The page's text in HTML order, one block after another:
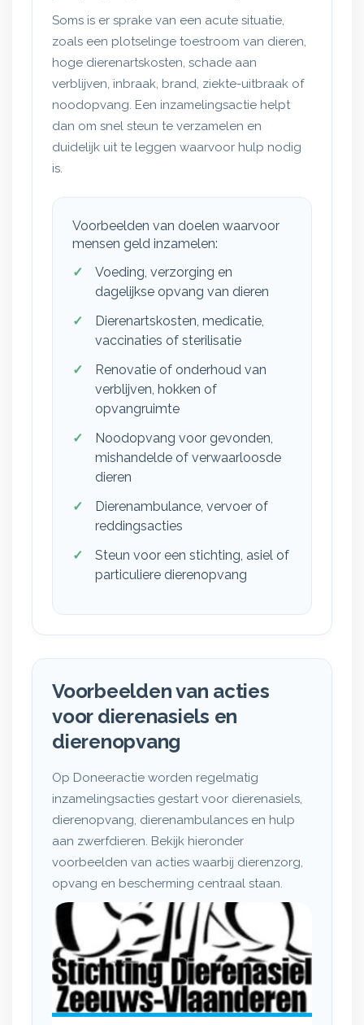
Soms is er sprake van een acute situatie,
zoals een plotselinge toestroom van dieren,
hoge dierenartskosten, schade aan
verblijven, inbraak, brand, ziekte-uitbraak of
noodopvang. Een inzamelingsactie helpt
dan om snel steun te verzamelen en
duidelijk uit te leggen waarvoor hulp nodig
is.
Voorbeelden van doelen waarvoor
mensen geld inzamelen:
Voeding, verzorging en
dagelijkse opvang van dieren
Dierenartskosten, medicatie,
vaccinaties of sterilisatie
Renovatie of onderhoud van
verblijven, hokken of
opvangruimte
Noodopvang voor gevonden,
mishandelde of verwaarloosde
dieren
Dierenambulance, vervoer of
reddingsacties
Steun voor een stichting, asiel of
particuliere dierenopvang
Voorbeelden van acties
voor dierenasiels en
dierenopvang
Op Doneeractie worden regelmatig
inzamelingsacties gestart voor dierenasiels,
dierenopvang, dierenambulances en hulp
aan zwerfdieren. Bekijk hieronder
voorbeelden van acties waarbij dierenzorg,
opvang en bescherming centraal staan.